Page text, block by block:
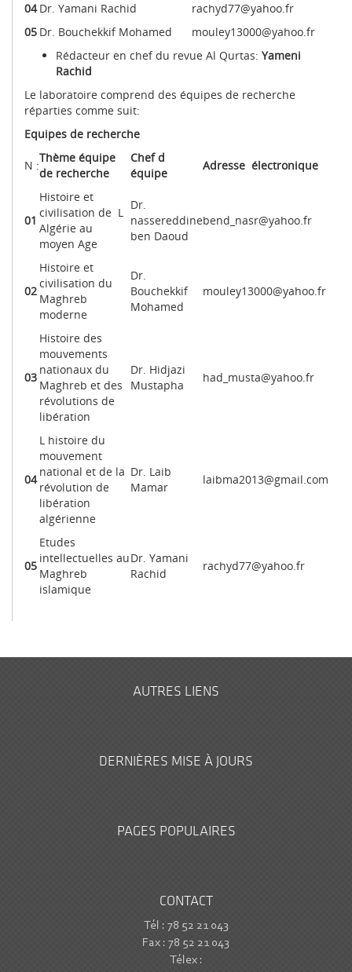
04 Dr. Yamani Rachid
rachyd77@yahoo.fr
05 Dr. Bouchekkif Mohamed
mouley13000@yahoo.fr
Rédacteur en chef du revue Al Qurtas: Yameni
Rachid
Le laboratoire comprend des équipes de recherche
réparties comme suit:
Equipes de recherche
N :
Thème équipe
de recherche
Chef d
équipe
Adresse électronique
01
Histoire et
civilisation de L
Algérie au
moyen Age
Dr.
nassereddine
ben Daoud
bend_nasr@yahoo.fr
02
Histoire et
civilisation du
Maghreb
moderne
Dr.
Bouchekkif
Mohamed
mouley13000@yahoo.fr
03
Histoire des
mouvements
nationaux du
Maghreb et des
révolutions de
libération
Dr. Hidjazi
Mustapha
had_musta@yahoo.fr
04
L histoire du
mouvement
national et de la
révolution de
libération
algérienne
Dr. Laib
Mamar
laibma2013@gmail.com
05
Etudes
intellectuelles au
Maghreb
islamique
Dr. Yamani
Rachid
rachyd77@yahoo.fr
AUTRES LIENS
DERNIÈRES MISE À JOURS
PAGES POPULAIRES
CONTACT
Tél : 78 52 21 043
Fax : 78 52 21 043
Télex :